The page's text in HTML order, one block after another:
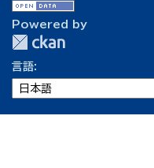
Powered by
言語